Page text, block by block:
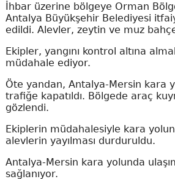
İhbar üzerine bölgeye Orman
Antalya Büyükşehir Belediyesi
edildi. Alevler, zeytin ve muz
Ekipler, yangını kontrol altına
müdahale ediyor.
Öte yandan, Antalya-Mersin kara
trafiğe kapatıldı. Bölgede araç
gözlendi.
Ekiplerin müdahalesiyle kara
alevlerin yayılması durduruldu.
Antalya-Mersin kara yolunda
sağlanıyor.